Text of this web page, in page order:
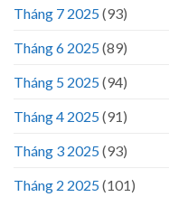
Tháng 7 2025(93)
Tháng 6 2025(89)
Tháng 5 2025(94)
Tháng 4 2025(91)
Tháng 3 2025(93)
Tháng 2 2025(101)